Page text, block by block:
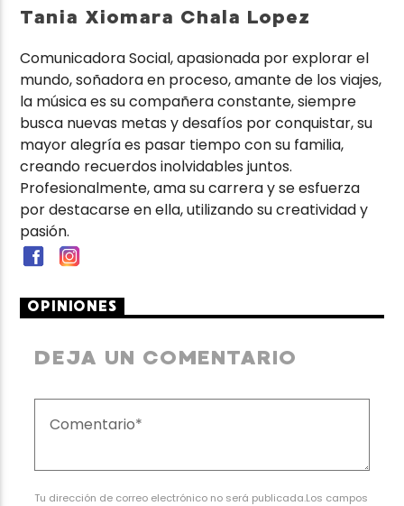
Tania Xiomara Chala Lopez
Comunicadora Social, apasionada por explorar el
mundo, soñadora en proceso, amante de los viajes,
la música es su compañera constante, siempre
busca nuevas metas y desafíos por conquistar, su
mayor alegría es pasar tiempo con su familia,
creando recuerdos inolvidables juntos.
Profesionalmente, ama su carrera y se esfuerza
por destacarse en ella, utilizando su creatividad y
pasión.
OPINIONES
DEJA UN COMENTARIO
Tu dirección de correo electrónico no será publicada.Los campos